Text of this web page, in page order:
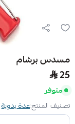
مسدس برشام
25
متوفر
تصنيف المنتج:عدة يدوية